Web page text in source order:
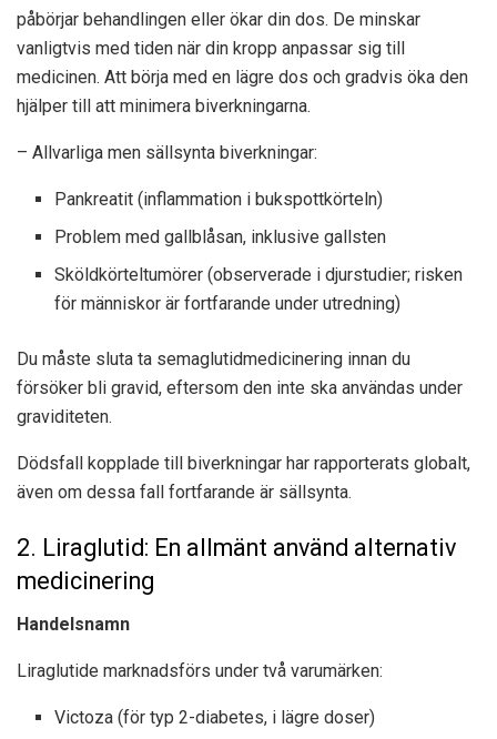
påbörjar behandlingen eller ökar din dos. De minskar
vanligtvis med tiden när din kropp anpassar sig till
medicinen. Att börja med en lägre dos och gradvis öka den
hjälper till att minimera biverkningarna.
– Allvarliga men sällsynta biverkningar:
Pankreatit (inflammation i bukspottkörteln)
Problem med gallblåsan, inklusive gallsten
Sköldkörteltumörer (observerade i djurstudier; risken
för människor är fortfarande under utredning)
Du måste sluta ta semaglutidmedicinering innan du
försöker bli gravid, eftersom den inte ska användas under
graviditeten.
Dödsfall kopplade till biverkningar har rapporterats globalt,
även om dessa fall fortfarande är sällsynta.
2. Liraglutid: En allmänt använd alternativ
medicinering
Handelsnamn
Liraglutide marknadsförs under två varumärken:
Victoza (för typ 2-diabetes, i lägre doser)